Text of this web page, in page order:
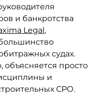
и банкротства
Legal,
судах.
объясняется просто
и
СРО.